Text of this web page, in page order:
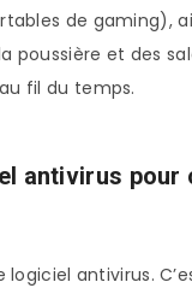
de gaming),
poussière et des
fil du temps.
antivirus pour
logiciel antivirus.